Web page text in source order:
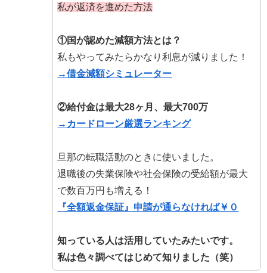
私が返済を進めた方法
①国が認めた減額方法とは？
私もやってみたらかなり利息が減りました！
→借金減額シミュレーター
②給付金は最大28ヶ月、最大700万
→カードローン厳選ランキング
旦那の転職活動のときに使いました。
退職後の失業保険や社会保険の受給額が最大
で数百万円も増える！
『全額返金保証』申請が通らなければ￥０
知っている人は活用していたみたいです。
私は色々調べてはじめて知りました（笑）